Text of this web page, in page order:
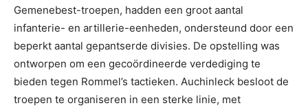
Gemenebest-troepen, hadden een groot aantal
infanterie- en artillerie-eenheden, ondersteund door een
beperkt aantal gepantserde divisies. De opstelling was
ontworpen om een gecoördineerde verdediging te
bieden tegen Rommel’s tactieken. Auchinleck besloot de
troepen te organiseren in een sterke linie, met